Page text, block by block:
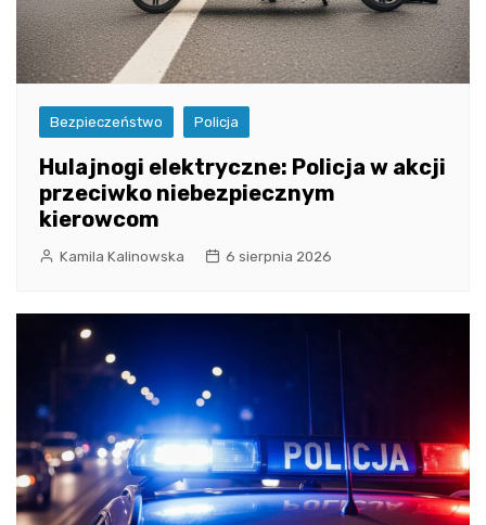
Bezpieczeństwo Policja
Hulajnogi elektryczne: Policja w akcji
przeciwko niebezpiecznym
kierowcom
Kamila Kalinowska 6 sierpnia 2026